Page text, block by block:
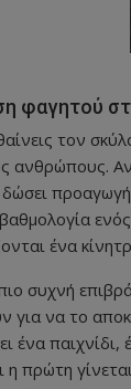
φαγητού
τον
ανθρώπους. Αν
ένα
συχνή
για να το
ένα
η πρώτη